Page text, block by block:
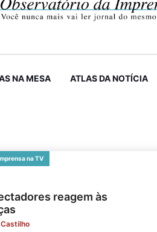
NA MESA ATLAS DA NOTÍCIA
na TV
reagem às